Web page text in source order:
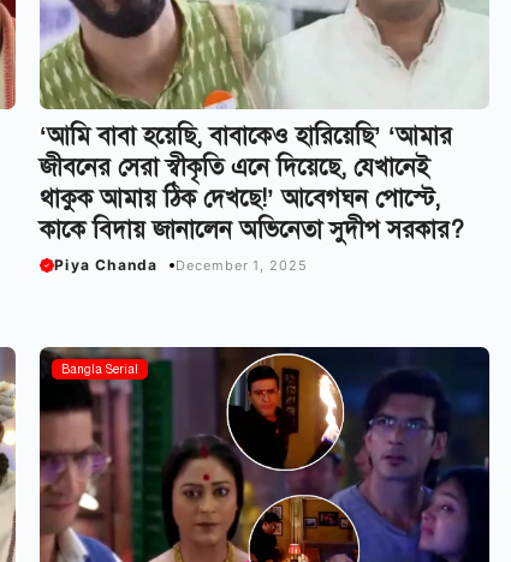
‘আমি বাবা হয়েছি, বাবাকেও হারিয়েছি’ ‘আমার
জীবনের সেরা স্বীকৃতি এনে দিয়েছে, যেখানেই
থাকুক আমায় ঠিক দেখছে!’ আবেগঘন পোস্টে,
কাকে বিদায় জানালেন অভিনেতা সুদীপ সরকার?
Piya Chanda December 1, 2025
Bangla Serial